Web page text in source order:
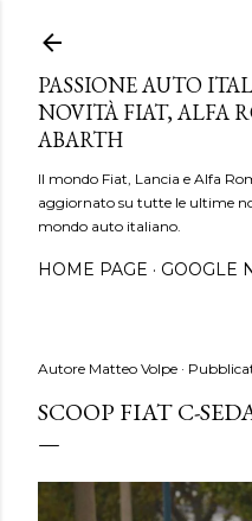
PASSIONE AUTO
NOVITÀ FIAT, ALFA
ABARTH
Il mondo Fiat, Lancia e Alfa
aggiornato su tutte le ultime
mondo auto italiano.
HOME PAGE GOOGLE
Autore Matteo Volpe
SCOOP FIAT C-